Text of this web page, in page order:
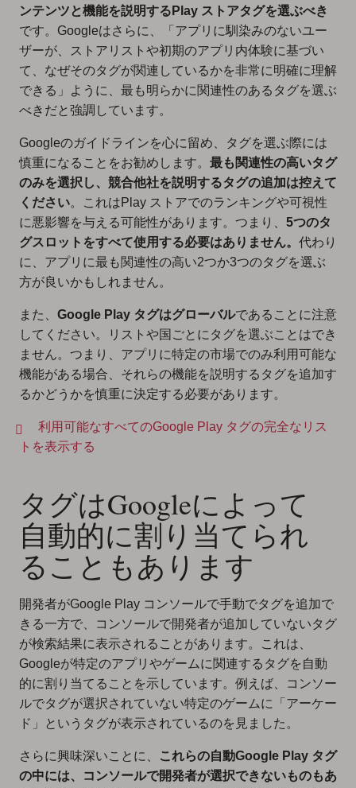
ンテンツと機能を説明するPlay ストアタグを選ぶべき
です。Googleはさらに、「アプリに馴染みのないユー
ザーが、ストアリストや初期のアプリ内体験に基づい
て、なぜそのタグが関連しているかを非常に明確に理解
できる」ように、最も明らかに関連性のあるタグを選ぶ
べきだと強調しています。
Googleのガイドラインを心に留め、タグを選ぶ際には
慎重になることをお勧めします。 最も関連性の高いタグ
のみを選択し、競合他社を説明するタグの追加は控えて
ください。これはPlay ストアでのランキングや可視性
に悪影響を与える可能性があります。つまり、 5つのタ
グスロットをすべて使用する必要はありません。 代わり
に、アプリに最も関連性の高い2つか3つのタグを選ぶ
方が良いかもしれません。
また、 Google Play タグはグローバルであることに注意
してください。リストや国ごとにタグを選ぶことはでき
ません。つまり、アプリに特定の市場でのみ利用可能な
機能がある場合、それらの機能を説明するタグを追加す
るかどうかを慎重に決定する必要があります。
利用可能なすべてのGoogle Play タグの完全なリス
トを表示する
タグはGoogleによって
自動的に割り当てられ
ることもあります
開発者がGoogle Play コンソールで手動でタグを追加で
きる一方で、コンソールで開発者が追加していないタグ
が検索結果に表示されることがあります。これは、
Googleが特定のアプリやゲームに関連するタグを自動
的に割り当てることを示しています。例えば、コンソー
ルでタグが選択されていない特定のゲームに「アーケー
ド」というタグが表示されているのを見ました。
さらに興味深いことに、
これらの自動Google Play タグ
の中には、コンソールで開発者が選択できないものもあ